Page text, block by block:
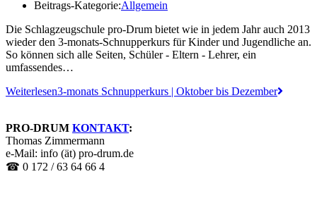
Beitrags-Kategorie:Allgemein
Die Schlagzeugschule pro-Drum bietet wie in jedem Jahr auch 2013
wieder den 3-monats-Schnupperkurs für Kinder und Jugendliche an.
So können sich alle Seiten, Schüler - Eltern - Lehrer, ein
umfassendes…
Weiterlesen3-monats Schnupperkurs | Oktober bis Dezember
PRO-DRUM KONTAKT:
Thomas Zimmermann
e-Mail: info (ät) pro-drum.de
☎ 0 172 / 63 64 66 4